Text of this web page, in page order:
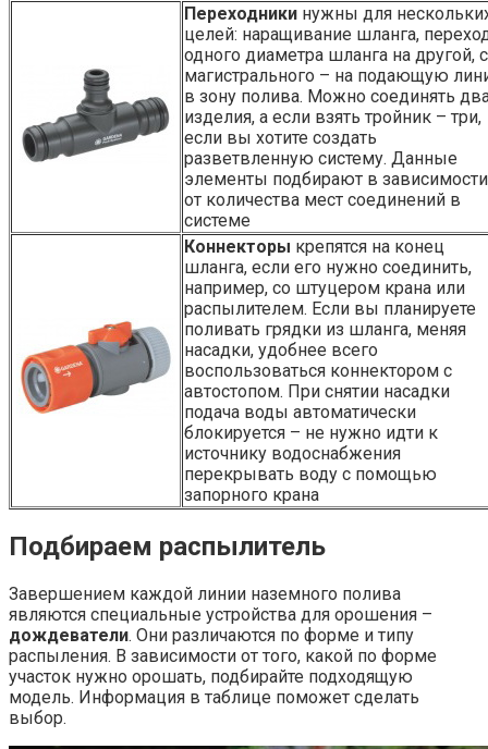
Переходники нужны для
целей: наращивание шланга,
одного диаметра шланга на другой, с
магистрального – на подающую
в зону полива. Можно соединять
изделия, а если взять тройник – три,
если вы хотите создать
разветвленную систему. Данные
элементы подбирают в зависимости
от количества мест соединений в
системе
Коннекторы крепятся на конец
шланга, если его нужно соединить,
например, со штуцером крана или
распылителем. Если вы планируете
поливать грядки из шланга, меняя
насадки, удобнее всего
воспользоваться коннектором с
автостопом. При снятии насадки
подача воды автоматически
блокируется – не нужно идти к
источнику водоснабжения
перекрывать воду с помощью
запорного крана
Подбираем распылитель
Завершением каждой линии наземного полива
являются специальные устройства для орошения –
дождеватели. Они различаются по форме и типу
распыления. В зависимости от того, какой по форме
участок нужно орошать, подбирайте подходящую
модель. Информация в таблице поможет сделать
выбор.